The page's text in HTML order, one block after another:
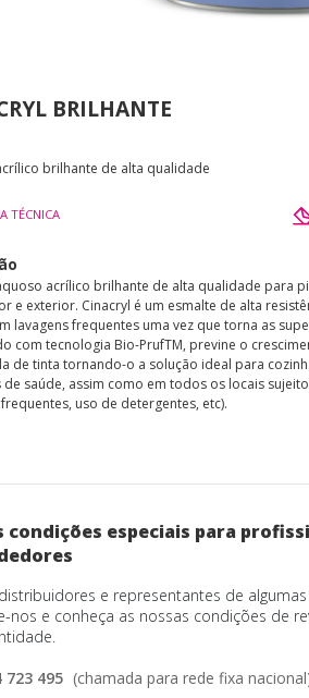
BRILHANTE
brilhante de alta qualidade
TÉCNICA
acrílico brilhante de alta qualidade para
e exterior. Cinacryl é um esmalte de alta
lavagens frequentes uma vez que torna as
com tecnologia Bio-PrufTM, previne o
de tinta tornando-o a solução ideal para
de saúde, assim como em todos os locais
uso de detergentes, etc).
condições especiais para
e representantes de
nos e conheça as nossas condições de
723 495 (chamada para rede fixa